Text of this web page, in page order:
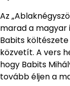
Az
marad a magyar
Babits
közvetít. A vers
hogy Babits
tovább éljen a